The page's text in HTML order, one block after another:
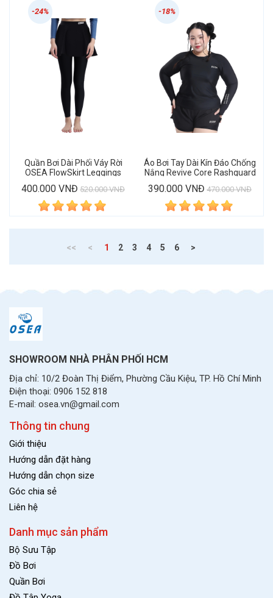
Quần Bơi Dài Phối Váy Rời
OSEA FlowSkirt Leggings
400.000 VNĐ 520.000 VNĐ
-24%
Áo Bơi Tay Dài Kín Đáo Chống
Nắng Revive Core Rashguard
390.000 VNĐ 470.000 VNĐ
-18%
<< < 1 (current)
2 3 4 5 6 >
SHOWROOM NHÀ PHÂN PHỐI HCM
Địa chỉ: 10/2 Đoàn Thị Điểm, Phường Cầu Kiệu, TP. Hồ Chí Minh
Điện thoại: 0906 152 818
E-mail: osea.vn@gmail.com
Thông tin chung
Giới thiệu
Hướng dẫn đặt hàng
Hướng dẫn chọn size
Góc chia sẻ
Liên hệ
Danh mục sản phẩm
Bộ Sưu Tập
Đồ Bơi
Quần Bơi